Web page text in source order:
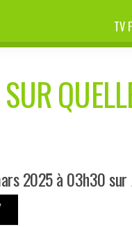
TV
2025 à 03h30 sur